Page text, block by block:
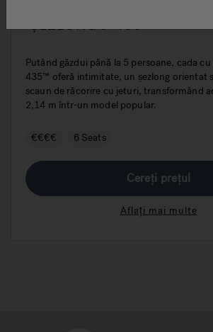
ȘEZLONG J-435™
Putând găzdui până la 5 persoane, cada
435™ oferă intimitate, un șezlong orientat
scaun de răcorire cu jeturi, transformând
2,14 m într-un model popular.
€€€€ 6 Seats
Cereți prețul
Aflați mai multe